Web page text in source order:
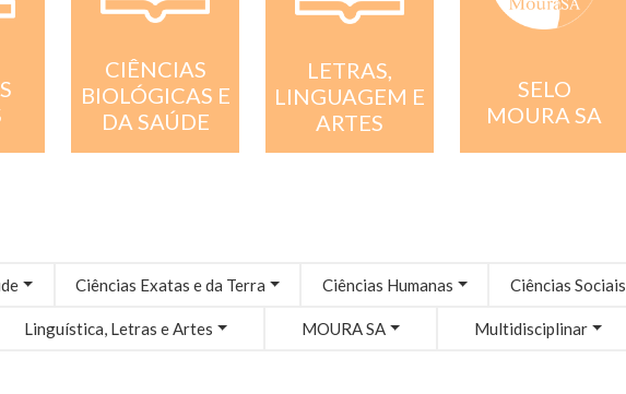
CIÊNCIAS
BIOLÓGICAS E
DA SAÚDE
LETRAS,
LINGUAGEM E
ARTES
SELO
MOURA SA
Ciências Exatas e da Terra Ciências Humanas Ciências Sociais
Linguística, Letras e Artes MOURA SA Multidisciplinar